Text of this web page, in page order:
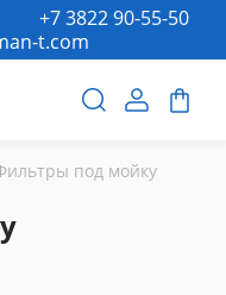
t.com
+7 3822 90-55-50
под мойку